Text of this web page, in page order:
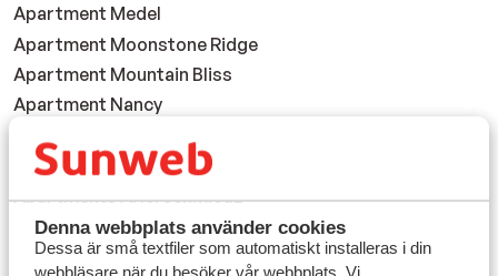
Denna webbplats använder cookies
Dessa är små textfiler som automatiskt installeras i din
webbläsare när du besöker vår webbplats. Vi
Apartment Medel
Apartment Moonstone Ridge
Apartment Mountain Bliss
Apartment Nancy
Apartments Andrea
Apartments Arlerschmied2
Apartments Auszeit
Apartments Bellevue